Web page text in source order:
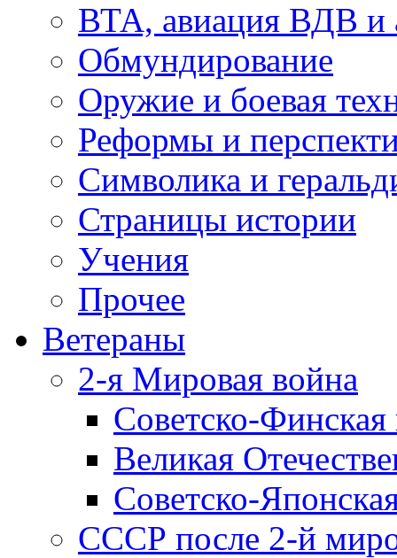
ВТА, авиация ВДВ и
Обмундирование
Оружие и боевая
Реформы и
Символика и
Страницы истории
Учения
Прочее
Ветераны
2-я Мировая война
Советско-
Великая
Советско-
СССР после 2-й